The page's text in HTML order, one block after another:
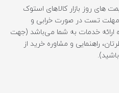
های روز بازار کالاهای استوک
هستیم. همراه با 7 روز مهلت تست در صورت خرابی و
خدمات به شما می‌باشد (جهت
راهنمایی و مشاوره خرید از